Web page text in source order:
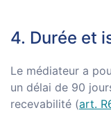
4. Durée et
Le médiateur a
un délai de 90
recevabilité (art.